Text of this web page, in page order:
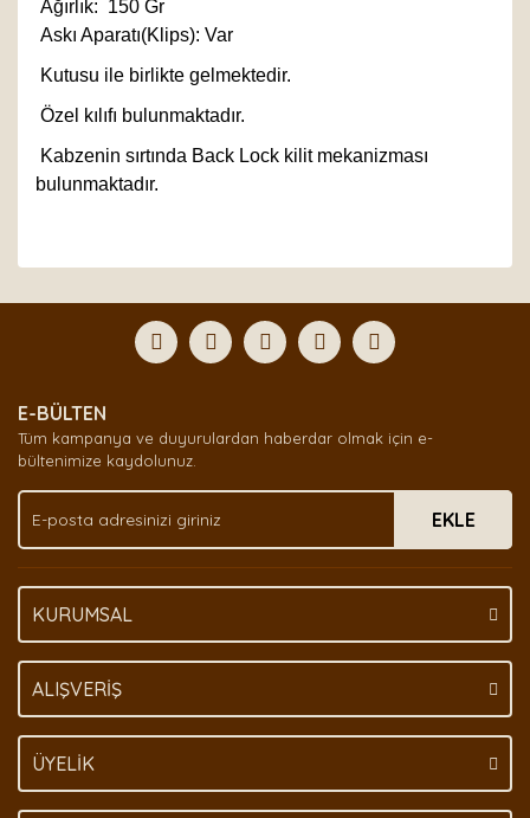
Ağırlık: 150 Gr
Askı Aparatı(Klips): Var
Kutusu ile birlikte gelmektedir.
Özel kılıfı bulunmaktadır.
Kabzenin sırtında Back Lock kilit mekanizması
bulunmaktadır.
Yorum Yaz
formunu kullanarak tarafımıza iletebilirsiniz.
Görüş ve önerileriniz için teşekkür ederiz.
Ürün açıklamasında eksik bilgiler bulunuyor.
Ürün bilgilerinde hatalar bulunuyor.
Ürün fiyatı diğer sitelerden daha pahalı.
Bu ürüne benzer farklı alternatifler olmalı.
E-BÜLTEN
Tüm kampanya ve duyurulardan haberdar olmak için e-
bültenimize kaydolunuz.
EKLE
KURUMSAL
ALIŞVERİŞ
ÜYELİK